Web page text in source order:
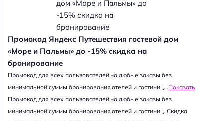
Промокод Яндекс Путешествия гостевой дом
«Море и Пальмы» до -15% скидка на
бронирование
Промокод для всех пользователей на любые заказы без
минимальной суммы бронирования отелей и гостиниц...Показать
Промокод для всех пользователей на любые заказы без
минимальной суммы бронирования отелей и гостиниц. Скидка